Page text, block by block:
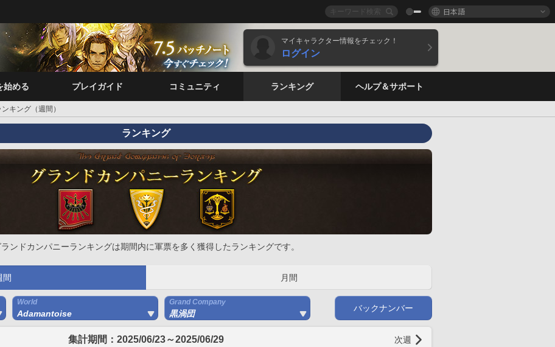
日本語
マイキャラクター情報をチェック！
ログイン
始める プレイガイド コミュニティ ランキング ヘルプ＆サポート
キング（週間）
ランキング
ランドカンパニーランキングは期間内に軍票を多く獲得したランキングです。
間 月間
World
Adamantoise
Grand Company
黒渦団
バックナンバー
集計期間：2025/06/23～2025/06/29 次週